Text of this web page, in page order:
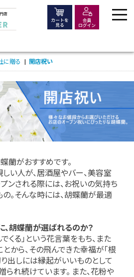
シーンで選ぶ
さ・種類で選ぶ
くある質問
問い合わせ
に贈る | 開店祝い
蘭がおすすめです。
い人が、居酒屋やバー、美容室
ンされる際には、お祝いの気持ち
。そんな時には、胡蝶蘭が最適
胡蝶蘭が選ばれるのか？
くる」という花言葉をもち、また
から、その飛んできた幸福が「根
り出しには縁起がいいものとして
られ続けています。 また、花粉や